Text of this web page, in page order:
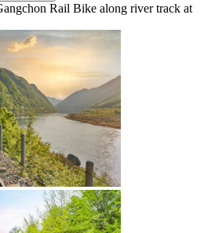
Rail Bike along river track at